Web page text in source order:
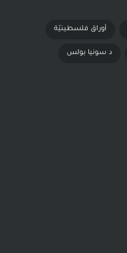
أوراق فلسطينيّة
د سونيا بولس